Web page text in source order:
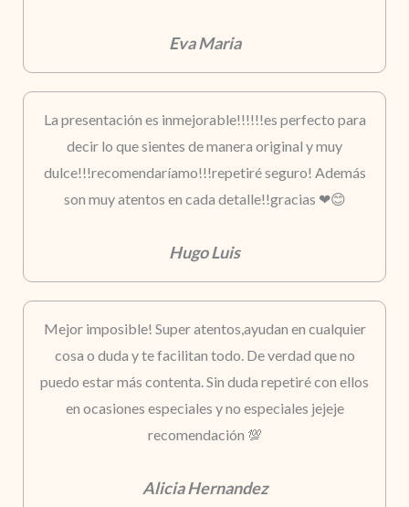
Eva Maria
La presentación es inmejorable!!!!!!es perfecto para
decir lo que sientes de manera original y muy
dulce!!!recomendaríamo!!!repetiré seguro! Además
son muy atentos en cada detalle!!gracias ❤😊
Hugo Luis
Mejor imposible! Super atentos,ayudan en cualquier
cosa o duda y te facilitan todo. De verdad que no
puedo estar más contenta. Sin duda repetiré con ellos
en ocasiones especiales y no especiales jejeje
recomendación 💯
Alicia Hernandez